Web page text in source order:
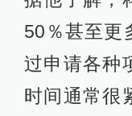
50％甚至更
过申请各种
时间通常很